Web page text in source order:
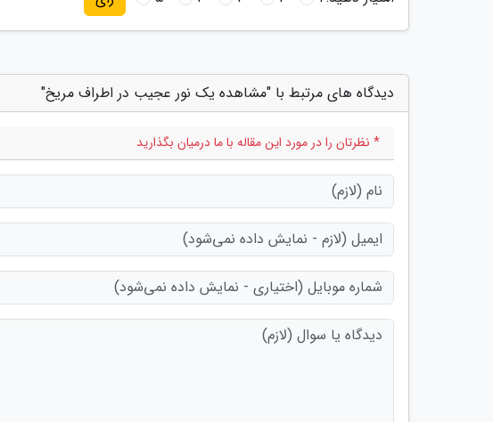
دیدگاه های مرتبط با "مشاهده یک نور عجیب در اطراف مریخ"
* نظرتان را در مورد این مقاله با ما درمیان بگذارید